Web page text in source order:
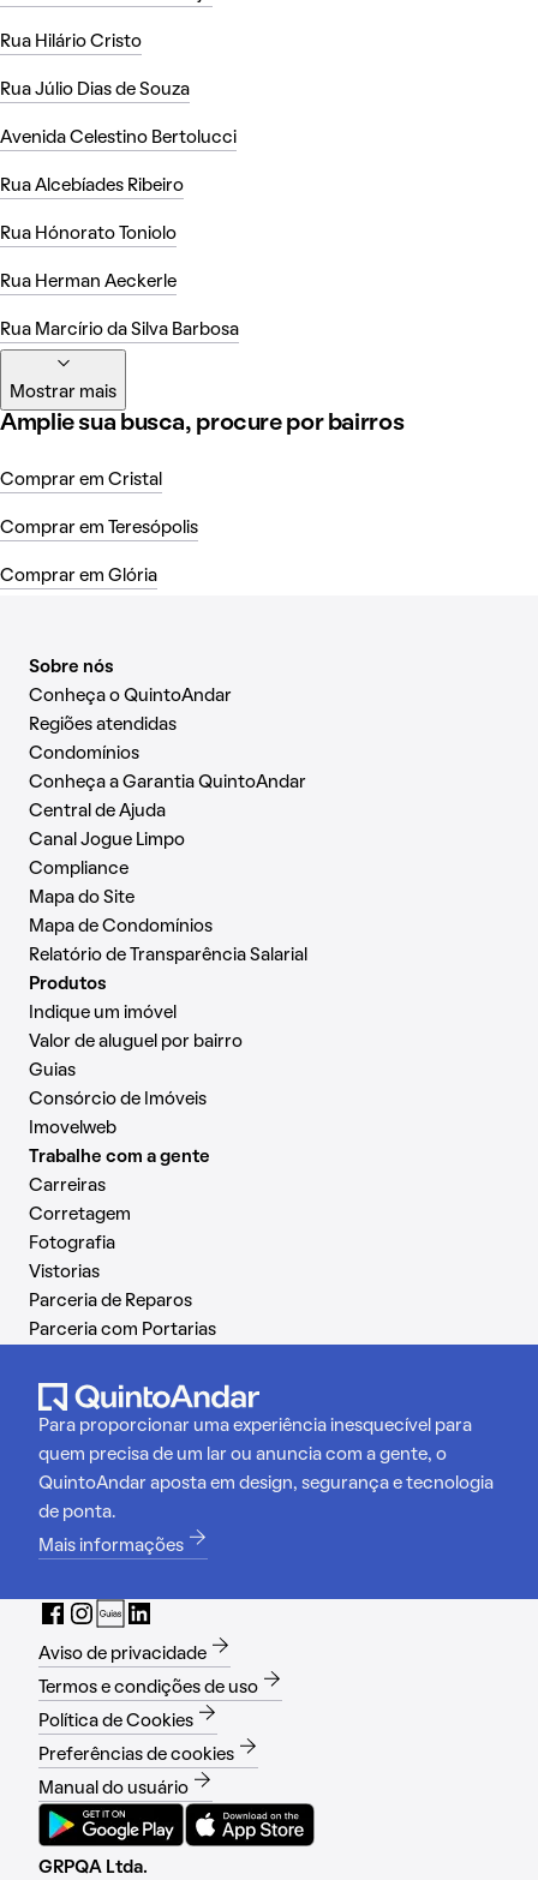
Rua Hilário Cristo
Rua Júlio Dias de Souza
Avenida Celestino Bertolucci
Rua Alcebíades Ribeiro
Rua Hónorato Toniolo
Rua Herman Aeckerle
Rua Marcírio da Silva Barbosa
Mostrar mais
Amplie sua busca, procure por bairros
Comprar em Cristal
Comprar em Teresópolis
Comprar em Glória
Sobre nós
Conheça o QuintoAndar
Regiões atendidas
Condomínios
Conheça a Garantia QuintoAndar
Central de Ajuda
Canal Jogue Limpo
Compliance
Mapa do Site
Mapa de Condomínios
Relatório de Transparência Salarial
Produtos
Indique um imóvel
Valor de aluguel por bairro
Guias
Consórcio de Imóveis
Imovelweb
Trabalhe com a gente
Carreiras
Corretagem
Fotografia
Vistorias
Parceria de Reparos
Parceria com Portarias
Para proporcionar uma experiência inesquecível para
quem precisa de um lar ou anuncia com a gente, o
QuintoAndar aposta em design, segurança e tecnologia
de ponta.
Mais informações
Aviso de privacidade
Termos e condições de uso
Política de Cookies
Preferências de cookies
Manual do usuário
GRPQA Ltda.